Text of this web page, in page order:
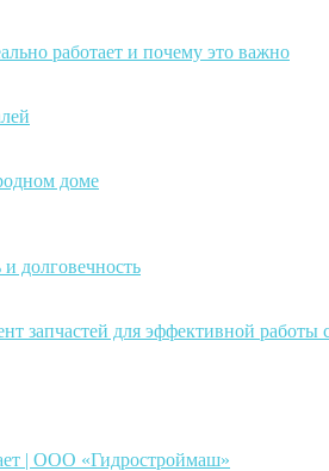
работает и почему это важно
доме
долговечность
запчастей для эффективной работы
| ООО «Гидростроймаш»